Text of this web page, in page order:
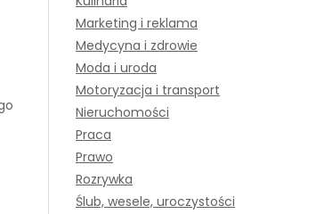
Marketing i reklama
Medycyna i zdrowie
Moda i uroda
Motoryzacja i transport
Nieruchomości
Praca
Prawo
Rozrywka
Ślub, wesele, uroczystości